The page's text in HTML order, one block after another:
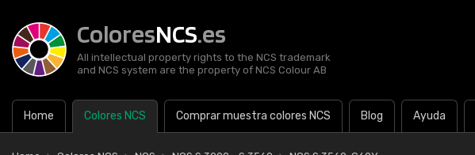
ColoresNCS.es
All intellectual property rights to the NCS trademark
and NCS system are the property of NCS Colour AB
Home Colores NCS Comprar muestra colores NCS Blog Ayuda